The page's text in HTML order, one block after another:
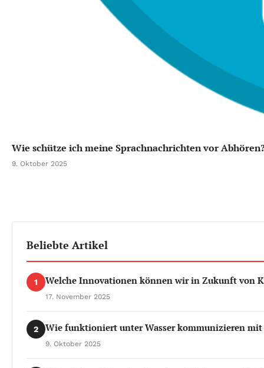
Wie schütze ich meine Sprachnachrichten vor
9. Oktober 2025
Beliebte Artikel
1 Welche Innovationen können wir in Zukunft von
17. November 2025
2 Wie funktioniert unter Wasser kommunizieren mit
9. Oktober 2025